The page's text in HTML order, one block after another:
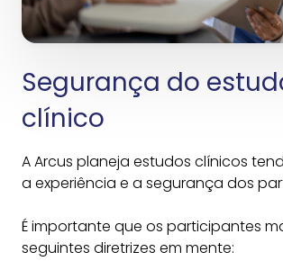
Segurança do
clínico
A Arcus planeja estudos clínicos
a experiência e a segurança dos
É importante que os participantes
seguintes diretrizes em mente: